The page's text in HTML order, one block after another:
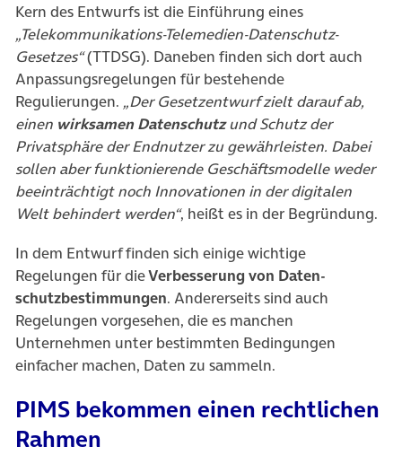
Kern des Entwurfs ist die Einführung eines
„Telekommunikations-Telemedien-Datenschutz-
Gesetzes“(TTDSG). Daneben finden sich dort auch
Anpassungsregelungen für bestehende
Regulierungen. „Der Gesetzentwurf zielt darauf ab,
einen wirksamen Datenschutzund Schutz der
Privatsphäre der Endnutzer zu gewährleisten. Dabei
sollen aber funktionierende Geschäftsmodelle weder
beeinträchtigt noch Innovationen in der digitalen
Welt behindert werden“, heißt es in der Begründung.
In dem Entwurf finden sich einige wichtige
Regelungen für dieVerbesserung von Daten-
schutzbestimmungen. Andererseits sind auch
Regelungen vorgesehen, die es manchen
Unternehmen unter bestimmten Bedingungen
einfacher machen, Daten zu sammeln.
PIMS bekommen einen rechtlichen
Rahmen